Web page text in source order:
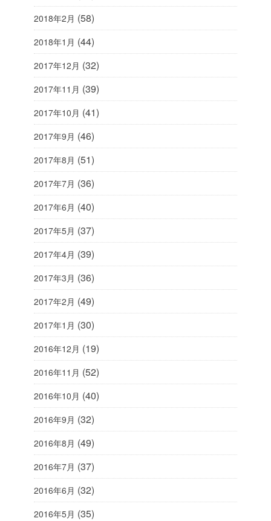
2018年2月 (58)
2018年1月 (44)
2017年12月 (32)
2017年11月 (39)
2017年10月 (41)
2017年9月 (46)
2017年8月 (51)
2017年7月 (36)
2017年6月 (40)
2017年5月 (37)
2017年4月 (39)
2017年3月 (36)
2017年2月 (49)
2017年1月 (30)
2016年12月 (19)
2016年11月 (52)
2016年10月 (40)
2016年9月 (32)
2016年8月 (49)
2016年7月 (37)
2016年6月 (32)
2016年5月 (35)